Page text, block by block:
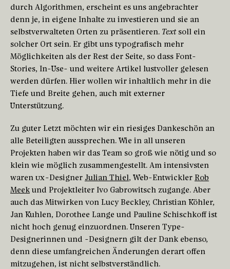
durch Algorithmen, erscheint es uns angebrachter
denn je, in eigene Inhalte zu investieren und sie an
selbstverwalteten Orten zu präsentieren. Textsoll ein
solcher Ort sein. Er gibt uns typografisch mehr
Möglichkeiten als der Rest der Seite, so dass Font-
Stories, In-Use- und weitere Artikel lustvoller gelesen
werden dürfen. Hier wollen wir inhaltlich mehr in die
Tiefe und Breite gehen, auch mit externer
Unterstützung.
Zu guter Letzt möchten wir ein riesiges Dankeschön an
alle Beteiligten aussprechen. Wie in all unseren
Projekten haben wir das Team so groß wie nötig und so
klein wie möglich zusammengestellt. Am intensivsten
waren UX-Designer Julian Thiel, Web-Entwickler Rob
Meek und Projektleiter Ivo Gabrowitsch zugange. Aber
auch das Mitwirken von Lucy Beckley, Christian Köhler,
Jan Kuhlen, Dorothee Lange und Pauline Schischkoff ist
nicht hoch genug einzuordnen. Unseren Type-
Designerinnen und -Designern gilt der Dank ebenso,
denn diese umfangreichen Änderungen derart offen
mitzugehen, ist nicht selbstverständlich.